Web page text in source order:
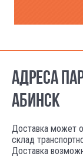
АДРЕСА
АБИНСК
Доставка может
склад
Доставка